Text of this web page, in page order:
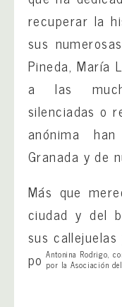
recuperar la
sus
Pineda, María
a las
silenciadas o
anónima
Granada y de
Más que
ciudad y del
sus
por el año
Antonina Rodrigo,
por la Asociación